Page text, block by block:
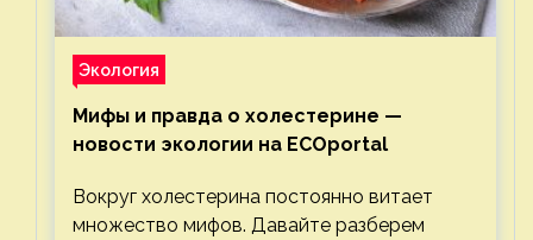
Экология
Мифы и правда о холестерине —
новости экологии на ECOportal
Вокруг холестерина постоянно витает
множество мифов. Давайте разберем